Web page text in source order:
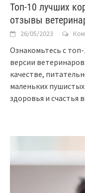
Топ-10 лучших
отзывы
26/05/2023
Ознакомьтесь с
версии
качестве,
маленьких
здоровья и счастья